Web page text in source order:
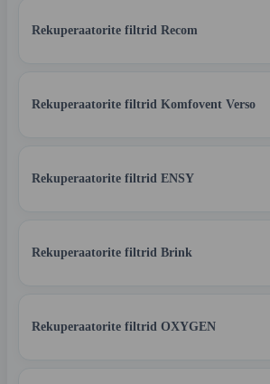
Rekuperaatorite filtrid Recom
Rekuperaatorite filtrid Komfovent Verso
Rekuperaatorite filtrid ENSY
Rekuperaatorite filtrid Brink
Rekuperaatorite filtrid OXYGEN